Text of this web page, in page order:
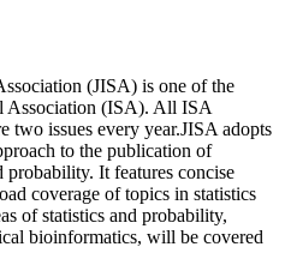
(JISA) is one of the
Association (ISA). All ISA
two issues every year.JISA adopts
to the publication of
probability. It features concise
coverage of topics in statistics
of statistics and probability,
bioinformatics, will be covered